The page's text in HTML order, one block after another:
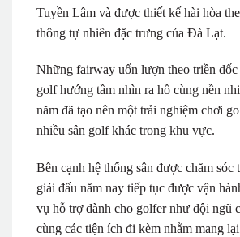
Tuyền Lâm và được thiết kế hài hòa
thông tự nhiên đặc trưng của Đà Lạt.
Những fairway uốn lượn theo triền dốc
golf hướng tầm nhìn ra hồ cùng nền
năm đã tạo nên một trải nghiệm chơi
nhiều sân golf khác trong khu vực.
Bên cạnh hệ thống sân được chăm sóc
giải đấu năm nay tiếp tục được vận
vụ hỗ trợ dành cho golfer như đội ngũ
cùng các tiện ích đi kèm nhằm mang